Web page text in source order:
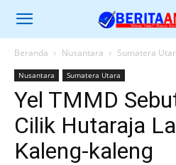
Beranda Nusantara Sumatera
Nusantara Sumatera Utara
Yel TMMD
Cilik Hutaraja
Kaleng-kaleng